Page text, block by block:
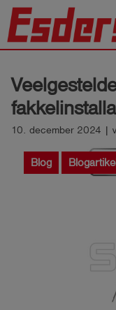
Blog
Support
10. december 2024 |
Blog